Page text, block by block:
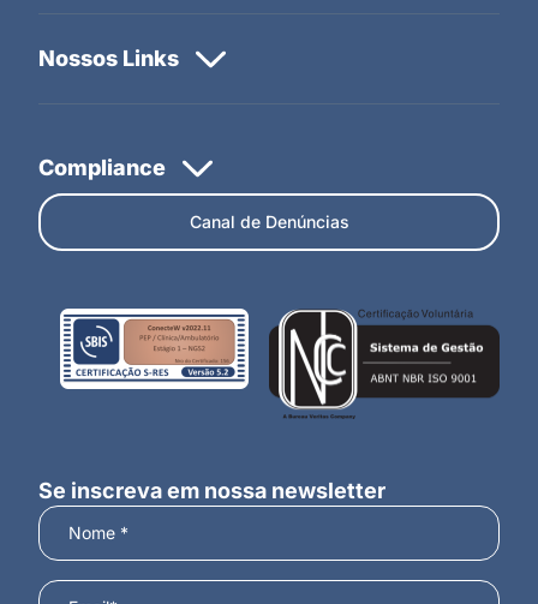
Canal de Denúncias
Se inscreva em nossa newsletter